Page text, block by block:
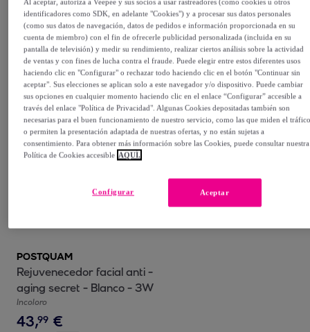
Hidratante 50 ml. mixta
5,99 €
26,90 € -77%
Compra rápida
POSTQUAM
Rejuvenecedor facial anti -
aging secret - Blanco - 3W
Incoloro
43,99 €
identificadores como SDK, en adelante "Cookies") y a procesar sus datos personales
(como sus datos de navegación, datos de pedidos e información proporcionada en su
cuenta de miembro) con el fin de ofrecerle publicidad personalizada (incluida en su
pantalla de televisión) y medir su rendimiento, realizar ciertos análisis sobre la actividad
de ventas y con fines de lucha contra el fraude. Puede elegir entre estos diferentes usos
haciendo clic en "Configurar" o rechazar todo haciendo clic en el botón "Continuar sin
aceptar". Sus elecciones se aplican solo a este navegador y/o dispositivo. Puede cambiar
sus opciones en cualquier momento haciendo clic en el enlace “Configurar” accesible a
través del enlace "Política de Privacidad". Algunas Cookies depositadas también son
necesarias para el buen funcionamiento de nuestro servicio, como las que miden el
o permiten la presentación adaptada de nuestras ofertas, y no están sujetas a
consentimiento. Para obtener más información sobre las Cookies, puede consultar nuestra
Política de Cookies accesible AQUÍ.
Aceptar
Configurar